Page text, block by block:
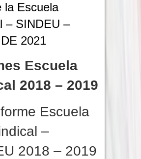
la Escuela
– SINDEU –
2021
Escuela
2018 – 2019
Escuela
–
2018 – 2019